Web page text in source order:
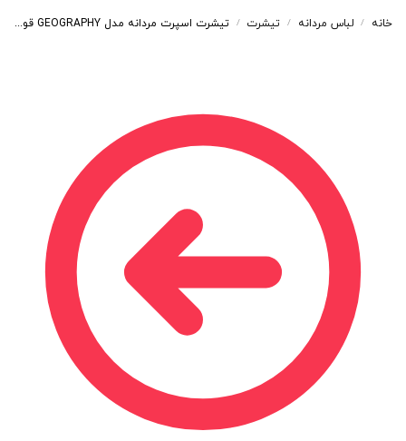
خانه / لباس مردانه / تیشرت / تیشرت اسپرت مردانه مدل GEOGRAPHY قواره BOX رنگ سبز کد 48112